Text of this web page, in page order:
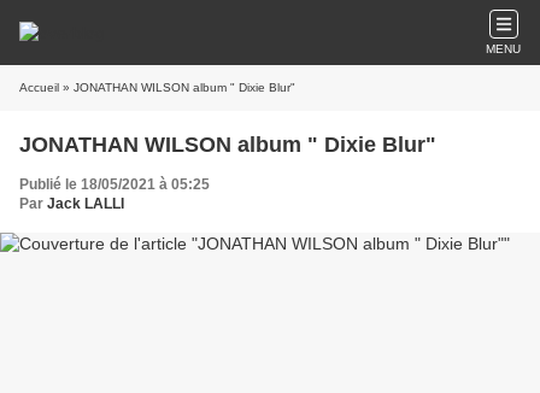
MENU
Accueil » JONATHAN WILSON album " Dixie Blur"
JONATHAN WILSON album " Dixie Blur"
Publié le 18/05/2021 à 05:25
Par Jack LALLI